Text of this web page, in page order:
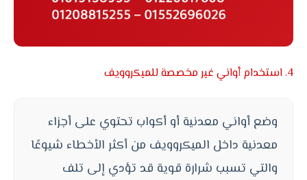
4. استخدام أواني غير مخصصة للميكروويف
وضع أواني معدنية أو أكواب تحتوي على أجزاء
معدنية داخل الميكروويف من أكثر الأخطاء شيوعًا
والتي تسبب شرارة قوية قد تؤدي إلى تلف